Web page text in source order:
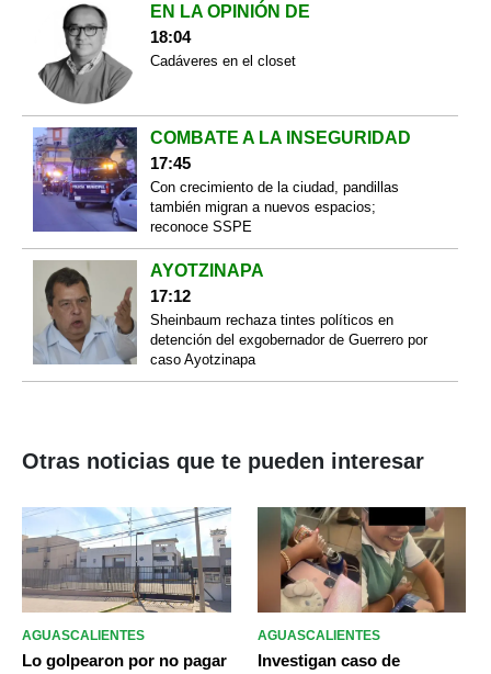
EN LA OPINIÓN DE
18:04
Cadáveres en el closet
COMBATE A LA INSEGURIDAD
17:45
Con crecimiento de la ciudad, pandillas
también migran a nuevos espacios;
reconoce SSPE
AYOTZINAPA
17:12
Sheinbaum rechaza tintes políticos en
detención del exgobernador de Guerrero por
caso Ayotzinapa
Otras noticias que te pueden interesar
AGUASCALIENTES
Lo golpearon por no pagar
AGUASCALIENTES
Investigan caso de